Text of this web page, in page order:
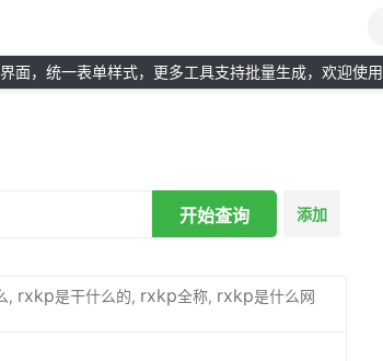
面，统一表单样式，更多工具支持批量生成，欢迎使用
开始查询 添加
, rxkp是干什么的, rxkp全称, rxkp是什么网